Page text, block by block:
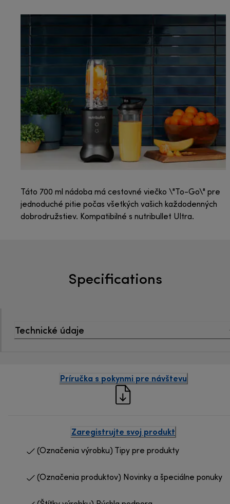
Táto 700 ml nádoba má cestovné viečko \"To-Go\" pre
jednoduché pitie počas všetkých vašich každodenných
dobrodružstiev. Kompatibilné s nutribullet Ultra.
Specifications
Technické údaje
Príručka s pokynmi pre návštevu
Zaregistrujte svoj produkt
(Označenia výrobku) Tipy pre produkty
(Označenia produktov) Novinky a špeciálne ponuky